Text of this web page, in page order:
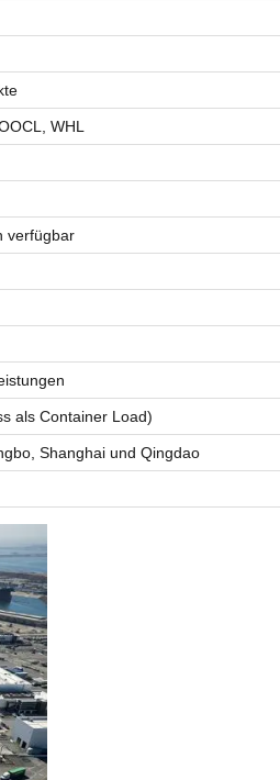
WHL
verfügbar
als Container Load)
Shanghai und Qingdao